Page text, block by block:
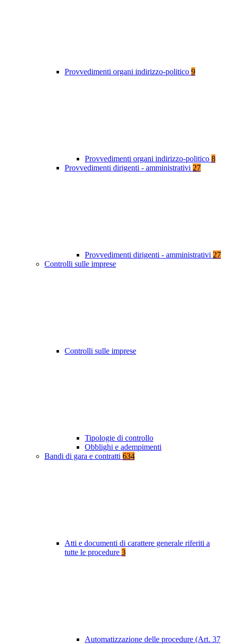
Provvedimenti organi indirizzo-politico 9
Provvedimenti organi indirizzo-politico 8
Provvedimenti dirigenti - amministrativi 27
Provvedimenti dirigenti - amministrativi 27
Controlli sulle imprese
Controlli sulle imprese
Tipologie di controllo
Obblighi e adempimenti
Bandi di gara e contratti 634
Atti e documenti di carattere generale riferiti a
tutte le procedure 3
Automatizzazione delle procedure (Art. 37